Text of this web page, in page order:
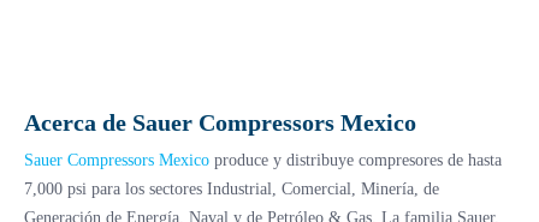
Acerca de Sauer Compressors Mexico
Sauer Compressors Mexico produce y distribuye compresores de hasta
7,000 psi para los sectores Industrial, Comercial, Minería, de
Generación de Energía, Naval y de Petróleo & Gas. La familia Sauer,